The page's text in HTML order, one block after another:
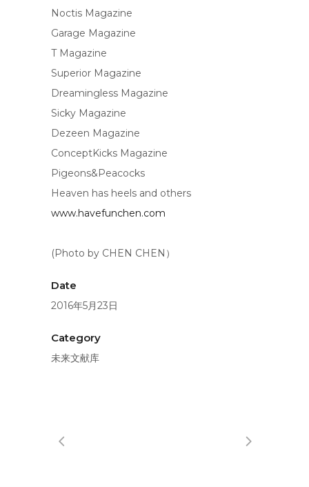
Noctis Magazine
Garage Magazine
T Magazine
Superior Magazine
Dreamingless Magazine
Sicky Magazine
Dezeen Magazine
ConceptKicks Magazine
Pigeons&Peacocks
Heaven has heels and others
www.havefunchen.com
(Photo by CHEN CHEN）
Date
2016年5月23日
Category
未来文献库